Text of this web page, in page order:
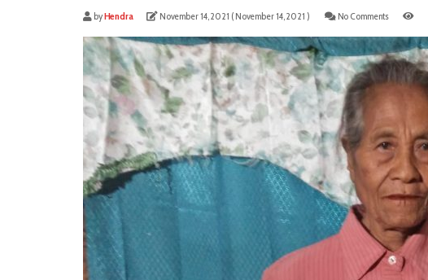
byHendra November 14, 2021 ( November 14, 2021 ) No Comments